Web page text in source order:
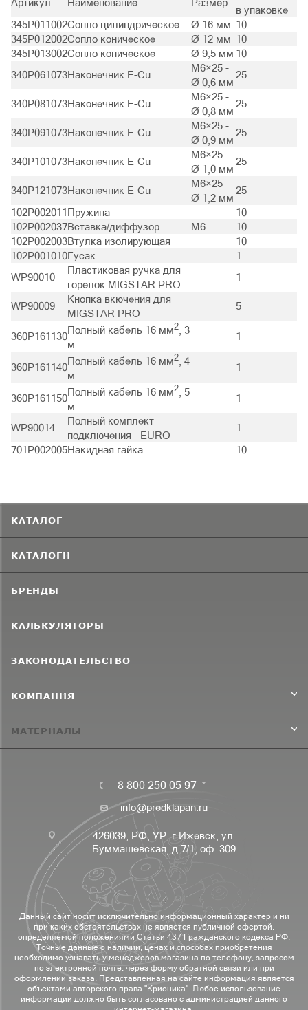
Артикул
Наименование Размер
в упаковке
345P011002Сопло цилиндрическое Ø 16 мм 10
345P012002Сопло коническое Ø 12 мм 10
345P013002Сопло коническое Ø 9,5 мм 10
340P061073Наконечник E-Cu
M6×25 -
Ø 0,6 мм
25
340P081073Наконечник E-Cu
M6×25 -
Ø 0,8 мм
25
340P091073Наконечник E-Cu
M6×25 -
Ø 0,9 мм
25
340P101073Наконечник E-Cu
M6×25 -
Ø 1,0 мм
25
340P121073Наконечник E-Cu
M6×25 -
Ø 1,2 мм
25
102P002011Пружина
10
102P002037Вставка/диффузор M6
10
102P002003Втулка изолирующая
10
102P001010Гусак
1
WP90010
Пластиковая ручка для
горелок MIGSTAR PRO
1
WP90009
Кнопка вкючения для
MIGSTAR PRO
5
360P161130
Полный кабель 16 мм2 , 3
м
1
360P161140
Полный кабель 16 мм2 , 4
м
1
360P161150
Полный кабель 16 мм2 , 5
м
1
WP90014
Полный комплект
подключения - EURO
1
701P002005Накидная гайка 10
КАТАЛОГ
КАТАЛОГИ
БРЕНДЫ
КАЛЬКУЛЯТОРЫ
ЗАКОНОДАТЕЛЬСТВО
КОМПАНИЯ
МАТЕРИАЛЫ
8 800 250 05 97
info@predklapan.ru
426039, РФ, УР, г.Ижевск, ул.
Буммашевская, д.7/1, оф. 309
Данный сайт носит исключительно информационный характер и ни
при каких обстоятельствах не является публичной офертой,
определяемой положениями Статьи 437 Гражданского кодекса РФ.
Точные данные о наличии, ценах и способах приобретения
необходимо узнавать у менеджеров магазина по телефону, запросом
по электронной почте, через форму обратной связи или при
оформлении заказа. Представленная на сайте информация является
объектами авторского права "Крионика". Любое использование
информации должно быть согласовано с администрацией данного